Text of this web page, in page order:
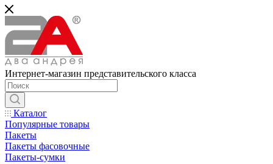
Интернет-магазин представительского класса
Каталог
Популярные товары
Пакеты
Пакеты фасовочные
Пакеты-сумки